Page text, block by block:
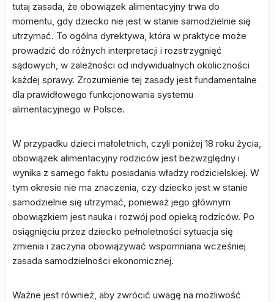
tutaj zasada, że obowiązek alimentacyjny trwa do
momentu, gdy dziecko nie jest w stanie samodzielnie się
utrzymać. To ogólna dyrektywa, która w praktyce może
prowadzić do różnych interpretacji i rozstrzygnięć
sądowych, w zależności od indywidualnych okoliczności
każdej sprawy. Zrozumienie tej zasady jest fundamentalne
dla prawidłowego funkcjonowania systemu
alimentacyjnego w Polsce.
W przypadku dzieci małoletnich, czyli poniżej 18 roku życia,
obowiązek alimentacyjny rodziców jest bezwzględny i
wynika z samego faktu posiadania władzy rodzicielskiej. W
tym okresie nie ma znaczenia, czy dziecko jest w stanie
samodzielnie się utrzymać, ponieważ jego głównym
obowiązkiem jest nauka i rozwój pod opieką rodziców. Po
osiągnięciu przez dziecko pełnoletności sytuacja się
zmienia i zaczyna obowiązywać wspomniana wcześniej
zasada samodzielności ekonomicznej.
Ważne jest również, aby zwrócić uwagę na możliwość